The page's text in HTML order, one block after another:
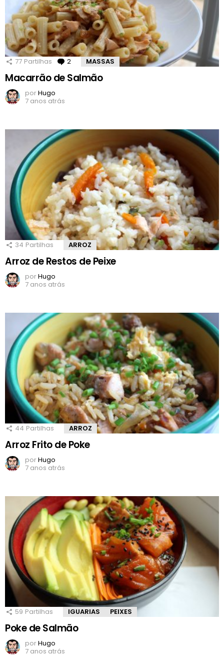
77 Partilhas 2 Comentários
MASSAS
Macarrão de Salmão
porHugo
7 anos atrás
34 Partilhas ARROZ
Arroz de Restos de Peixe
porHugo
7 anos atrás
44 Partilhas ARROZ
Arroz Frito de Poke
porHugo
7 anos atrás
59 Partilhas IGUARIAS PEIXES
Poke de Salmão
porHugo
7 anos atrás